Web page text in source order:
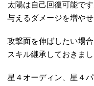
太陽は自己回復可能で
与えるダメージを増や
攻撃面を伸ばしたい場
スキル継承しておきまし
星４オーディン、星４